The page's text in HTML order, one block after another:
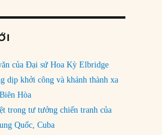
của Đại sứ Hoa Kỳ Elbridge
dịp khởi công và khánh thành xa
Hòa
trong tư tưởng chiến tranh của
Quốc, Cuba